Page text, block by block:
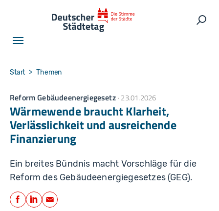
You are here:
Start Themen
Reform Gebäudeenergiegesetz 23.01.2026
Wärmewende braucht Klarheit,
Verlässlichkeit und ausreichende
Finanzierung
Ein breites Bündnis macht Vorschläge für die
Reform des Gebäudeenergiegesetzes (GEG).
Teilen
Facebook
LinkedIn
E-Mail